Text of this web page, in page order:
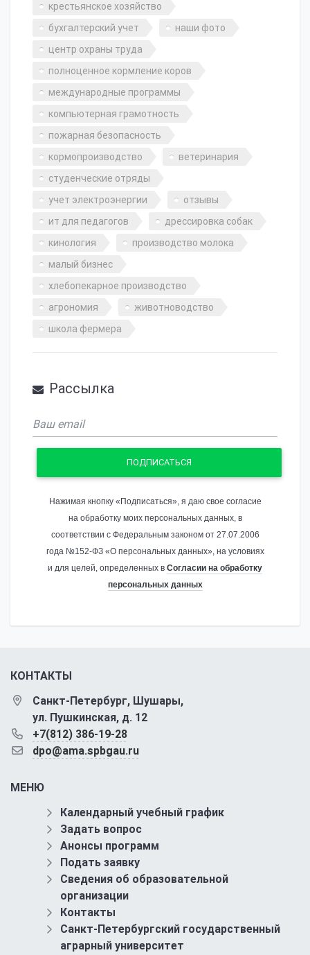
крестьянское хозяйство
бухгалтерский учет
наши фото
центр охраны труда
полноценное кормление коров
международные программы
компьютерная грамотность
пожарная безопасность
кормопроизводство
ветеринария
студенческие отряды
учет электроэнергии
отзывы
ит для педагогов
дрессировка собак
кинология
производство молока
малый бизнес
хлебопекарное производство
агрономия
животноводство
школа фермера
Рассылка
ПОДПИСАТЬСЯ
Нажимая кнопку «Подписаться», я даю свое согласие
на обработку моих персональных данных, в
соответствии с Федеральным законом от 27.07.2006
года №152-ФЗ «О персональных данных», на условиях
и для целей, определенных в Согласии на обработку
персональных данных
КОНТАКТЫ
Санкт-Петербург, Шушары,
ул. Пушкинская, д. 12
+7(812) 386-19-28
dpo@ama.spbgau.ru
МЕНЮ
Календарный учебный график
Задать вопрос
Анонсы программ
Подать заявку
Сведения об образовательной
организации
Контакты
Санкт-Петербургский государственный
аграрный университет